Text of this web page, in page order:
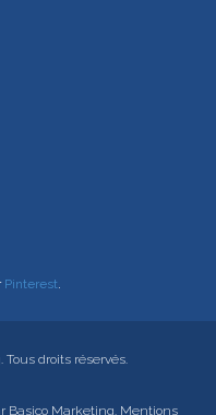
Pinterest.
Tous droits réservés.
Basico Marketing. Mentions